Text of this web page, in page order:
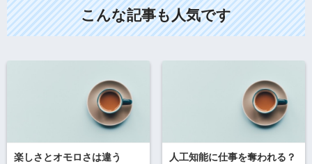
こんな記事も人気です
楽しさとオモロさは違う 人工知能に仕事を奪われる？